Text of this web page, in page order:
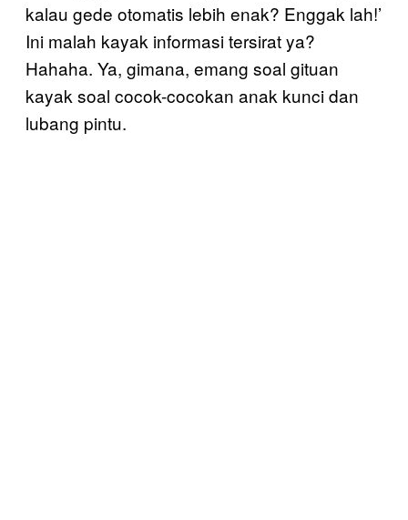
kalau gede otomatis lebih enak? Enggak lah!’
Ini malah kayak informasi tersirat ya?
Hahaha. Ya, gimana, emang soal gituan
kayak soal cocok-cocokan anak kunci dan
lubang pintu.